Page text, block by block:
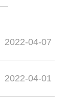
2022-04-07
2022-04-01